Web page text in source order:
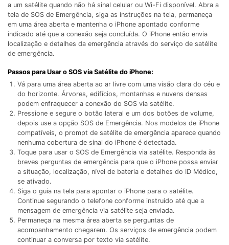
Proteção do celular
Encontre Mais Soluções
a um satélite quando não há sinal celular ou Wi-Fi disponível. Abra a
tela de SOS de Emergência, siga as instruções na tela, permaneça
em uma área aberta e mantenha o iPhone apontado conforme
indicado até que a conexão seja concluída. O iPhone então envia
localização e detalhes da emergência através do serviço de satélite
de emergência.
Passos para Usar o SOS via Satélite do iPhone:
Vá para uma área aberta ao ar livre com uma visão clara do céu e
do horizonte. Árvores, edifícios, montanhas e nuvens densas
podem enfraquecer a conexão do SOS via satélite.
Pressione e segure o botão lateral e um dos botões de volume,
depois use a opção SOS de Emergência. Nos modelos de iPhone
compatíveis, o prompt de satélite de emergência aparece quando
nenhuma cobertura de sinal do iPhone é detectada.
Toque para usar o SOS de Emergência via satélite. Responda às
breves perguntas de emergência para que o iPhone possa enviar
a situação, localização, nível de bateria e detalhes do ID Médico,
se ativado.
Siga o guia na tela para apontar o iPhone para o satélite.
Continue segurando o telefone conforme instruído até que a
mensagem de emergência via satélite seja enviada.
Permaneça na mesma área aberta se perguntas de
acompanhamento chegarem. Os serviços de emergência podem
continuar a conversa por texto via satélite.